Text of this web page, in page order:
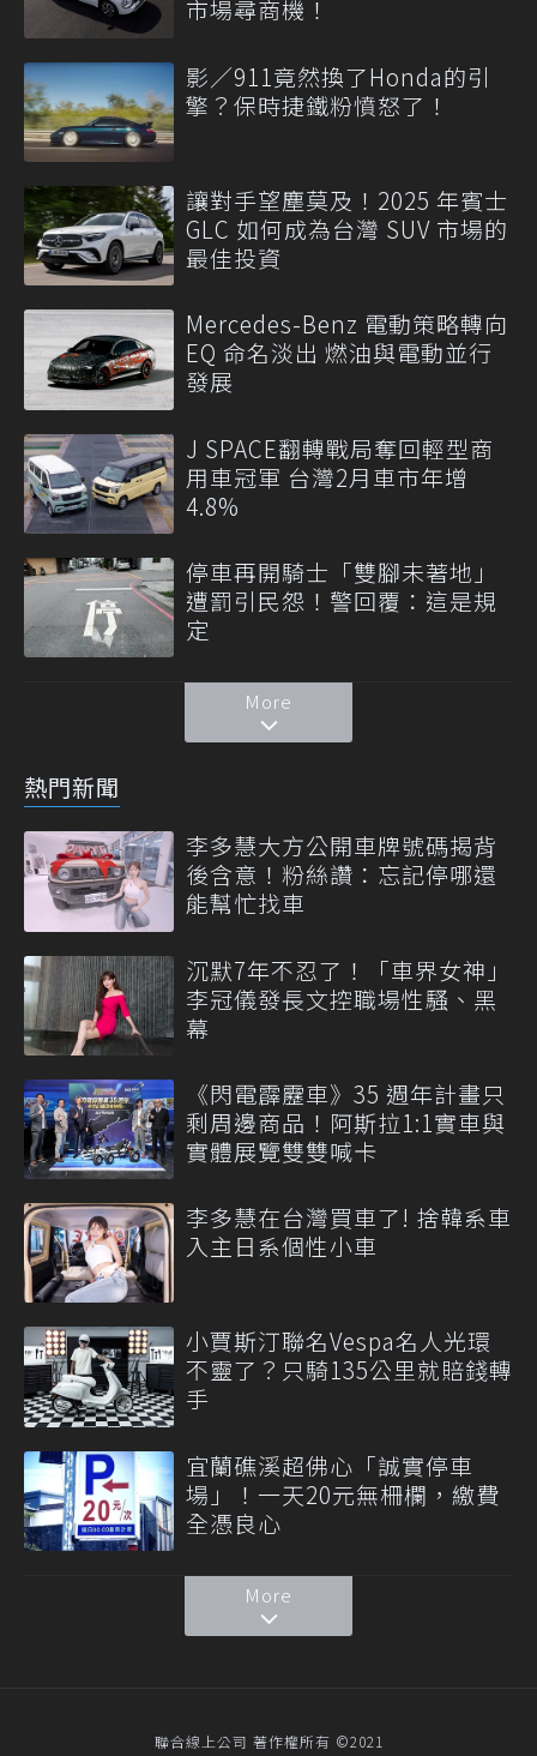
市場尋商機！
影／911竟然換了Honda的引
擎？保時捷鐵粉憤怒了！
讓對手望塵莫及！2025 年賓士
GLC 如何成為台灣 SUV 市場的
最佳投資
Mercedes-Benz 電動策略轉向
EQ 命名淡出 燃油與電動並行
發展
J SPACE翻轉戰局奪回輕型商
用車冠軍 台灣2月車市年增
4.8%
停車再開騎士「雙腳未著地」
遭罰引民怨！警回覆：這是規
定
More
熱門新聞
李多慧大方公開車牌號碼揭背
後含意！粉絲讚：忘記停哪還
能幫忙找車
沉默7年不忍了！「車界女神」
李冠儀發長文控職場性騷、黑
幕
《閃電霹靂車》35 週年計畫只
剩周邊商品！阿斯拉1:1實車與
實體展覽雙雙喊卡
李多慧在台灣買車了! 捨韓系車
入主日系個性小車
小賈斯汀聯名Vespa名人光環
不靈了？只騎135公里就賠錢轉
手
宜蘭礁溪超佛心「誠實停車
場」！一天20元無柵欄，繳費
全憑良心
More
聯合線上公司 著作權所有 ©2021